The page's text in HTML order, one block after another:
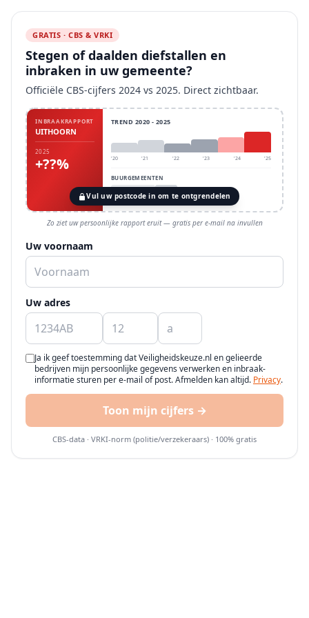
GRATIS · CBS & VRKI
Stegen of daalden diefstallen en
inbraken in uw gemeente?
Officiële CBS-cijfers 2024 vs 2025. Direct zichtbaar.
INBRAAKRAPPORT
UITHOORN
2025
+??%
TREND 2020 - 2025
'20 '21 '22 '23 '24 '25
BUURGEMEENTEN
Vul uw postcode in om te ontgrendelen
Zo ziet uw persoonlijke rapport eruit — gratis per e-mail na invullen
Uw voornaam
Uw adres
Ja ik geef toestemming dat Veiligheidskeuze.nl en gelieerde
bedrijven mijn persoonlijke gegevens verwerken en inbraak-
informatie sturen per e-mail of post. Afmelden kan altijd. Privacy.
Toon mijn cijfers →
CBS-data · VRKI-norm (politie/verzekeraars) · 100% gratis